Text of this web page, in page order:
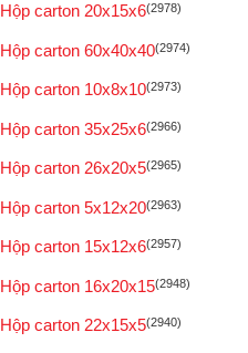
Hộp carton 20x15x6(2978)
Hộp carton 60x40x40(2974)
Hộp carton 10x8x10(2973)
Hộp carton 35x25x6(2966)
Hộp carton 26x20x5(2965)
Hộp carton 5x12x20(2963)
Hộp carton 15x12x6(2957)
Hộp carton 16x20x15(2948)
Hộp carton 22x15x5(2940)